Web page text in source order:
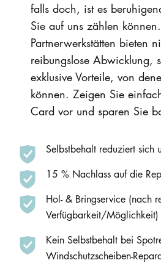
falls doch, ist es
Sie auf uns zählen
Partnerwerkstätten bieten
reibungslose Abwicklung,
exklusive Vorteile, von
können. Zeigen Sie
Card vor und sparen Sie
Selbstbehalt reduziert sich
15 % Nachlass auf die
Hol- & Bringservice (nach
Verfügbarkeit/Möglichkeit)
Kein Selbstbehalt bei
Windschutzscheiben-